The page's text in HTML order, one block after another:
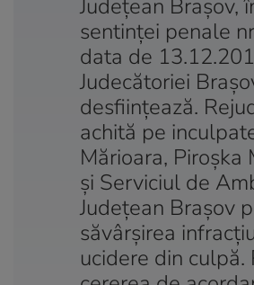
Judeţean Braşov,
sentinţei penale
data de
Judecătoriei
desfiinţează.
achită pe
Mărioara, Piroşka
şi Serviciul de
Judeţean Braşov
săvârşirea
ucidere din culpă.